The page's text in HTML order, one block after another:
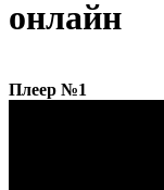
онлайн
Плеер №1